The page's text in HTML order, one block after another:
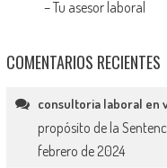
–Tu asesor laboral
COMENTARIOS RECIENTES
consultoria laboral en
propósito de la
febrero de 2024